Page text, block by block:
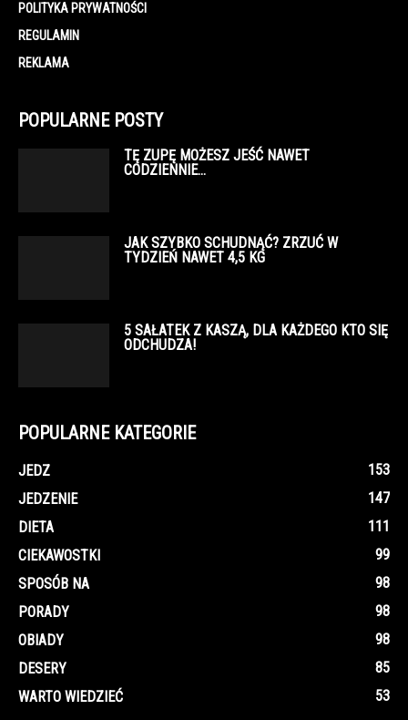
POLITYKA PRYWATNOŚCI
REGULAMIN
REKLAMA
POPULARNE POSTY
TĘ ZUPĘ MOŻESZ JEŚĆ NAWET
CODZIENNIE…
JAK SZYBKO SCHUDNĄĆ? ZRZUĆ W
TYDZIEŃ NAWET 4,5 KG
5 SAŁATEK Z KASZĄ, DLA KAŻDEGO KTO SIĘ
ODCHUDZA!
POPULARNE KATEGORIE
JEDZ
153
JEDZENIE
147
DIETA
111
CIEKAWOSTKI
99
SPOSÓB NA
98
PORADY
98
OBIADY
98
DESERY
85
WARTO WIEDZIEĆ
53